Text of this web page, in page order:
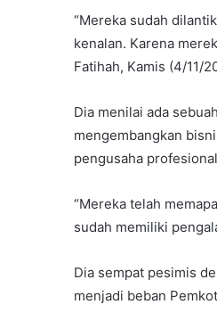
“Mereka sudah
kenalan. Karena
Fatihah, Kamis (4/11/
Dia menilai ada
mengembangkan
pengusaha
“Mereka telah
sudah memiliki
Dia sempat pesimis
menjadi beban